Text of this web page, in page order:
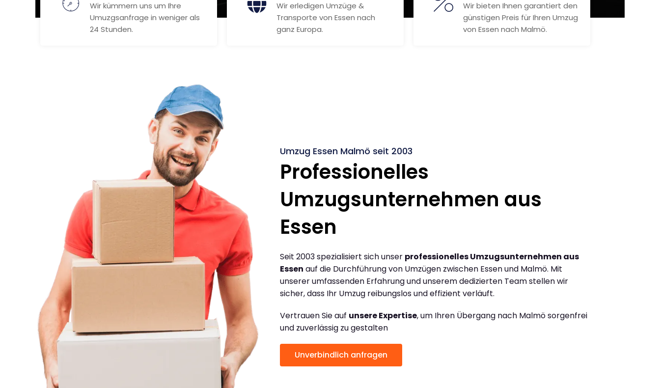
Wir kümmern uns um Ihre
Umuzgsanfrage in weniger als
24 Stunden.
Wir erledigen Umzüge &
Transporte von Essen nach
ganz Europa.
Wir bieten Ihnen garantiert den
günstigen Preis für Ihren Umzug
von Essen nach Malmö.
Umzug Essen Malmö seit 2003
Professionelles
Umzugsunternehmen aus
Essen
Seit 2003 spezialisiert sich unser professionelles Umzugsunternehmen aus
Essen auf die Durchführung von Umzügen zwischen Essen und Malmö. Mit
unserer umfassenden Erfahrung und unserem dedizierten Team stellen wir
sicher, dass Ihr Umzug reibungslos und effizient verläuft.
Vertrauen Sie auf unsere Expertise, um Ihren Übergang nach Malmö sorgenfrei
und zuverlässig zu gestalten
Unverbindlich anfragen